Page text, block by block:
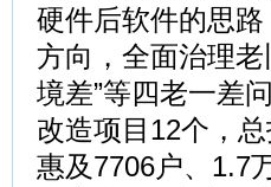
硬件后软件的思路
方向，全面治理
境差”等四老一差
改造项目12个，
惠及7706户、1.7